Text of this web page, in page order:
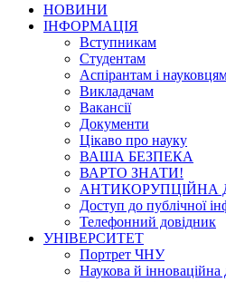
НОВИНИ
ІНФОРМАЦІЯ
Вступникам
Студентам
Аспірантам і
Викладачам
Вакансії
Документи
Цікаво про науку
ВАША БЕЗПЕКА
ВАРТО ЗНАТИ!
АНТИКОРУПЦІЙНА
Доступ до публічної
Телефонний довідник
УНІВЕРСИТЕТ
Портрет ЧНУ
Наукова й інноваційна